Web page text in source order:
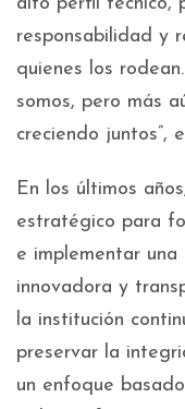
responsabilidad y
quienes los
somos, pero más
creciendo juntos”,
En los últimos
estratégico para
e implementar
innovadora y
la institución
preservar la
un enfoque